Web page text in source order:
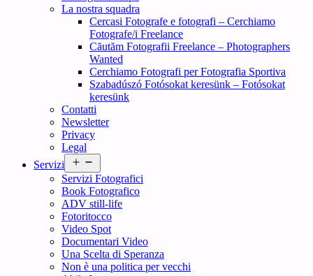
La nostra squadra
Cercasi Fotografe e fotografi – Cerchiamo
Fotografe/i Freelance
Căutăm Fotografii Freelance – Photographers
Wanted
Cerchiamo Fotografi per Fotografia Sportiva
Szabadúszó Fotósokat keresünk – Fotósokat
keresünk
Contatti
Newsletter
Privacy
Legal
Servizi
menu
Servizi Fotografici
Book Fotografico
ADV still-life
Fotoritocco
Video Spot
Documentari Video
Una Scelta di Speranza
Non è una politica per vecchi